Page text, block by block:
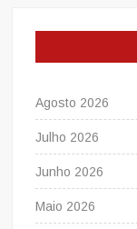
Agosto 2026
Julho 2026
Junho 2026
Maio 2026